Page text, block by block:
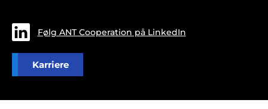
Følg ANT Cooperation på LinkedIn
Karriere